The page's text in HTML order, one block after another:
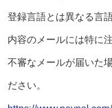
登録言語とは異なる言
内容のメールには特に
不審なメールが届いた
ださい。